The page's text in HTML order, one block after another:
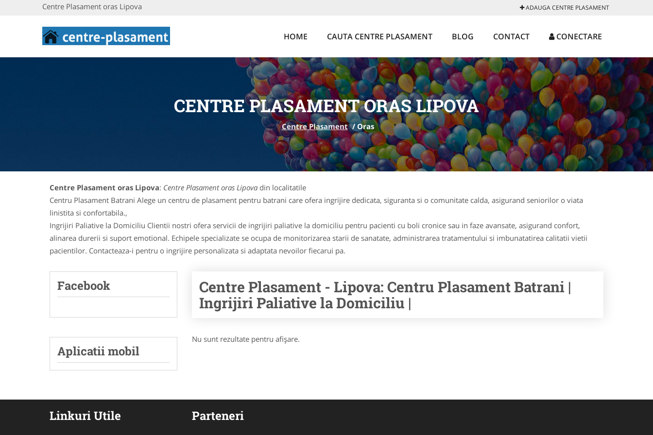
Centre Plasament oras Lipova ADAUGA CENTRE PLASAMENT
HOME CAUTA CENTRE PLASAMENT BLOG CONTACT CONECTARE
CENTRE PLASAMENT ORAS LIPOVA
Centre Plasament / Oras
Centre Plasament oras Lipova: Centre Plasament oras Lipova din localitatile
Centru Plasament Batrani Alege un centru de plasament pentru batrani care ofera ingrijire dedicata, siguranta si o comunitate calda, asigurand seniorilor o viata
linistita si confortabila.,
Ingrijiri Paliative la Domiciliu Clientii nostri ofera servicii de ingrijiri paliative la domiciliu pentru pacienti cu boli cronice sau in faze avansate, asigurand confort,
alinarea durerii si suport emotional. Echipele specializate se ocupa de monitorizarea starii de sanatate, administrarea tratamentului si imbunatatirea calitatii vietii
pacientilor. Contacteaza-i pentru o ingrijire personalizata si adaptata nevoilor fiecarui pa.
Facebook
Aplicatii mobil
Centre Plasament - Lipova: Centru Plasament Batrani |
Ingrijiri Paliative la Domiciliu |
Nu sunt rezultate pentru afişare.
Linkuri Utile Parteneri